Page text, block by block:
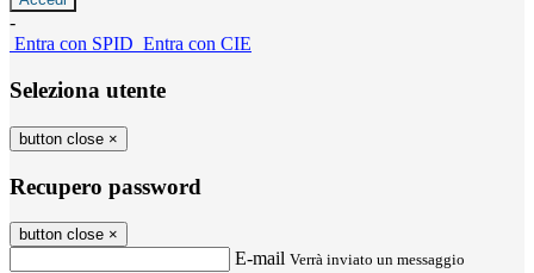
-
Entra con SPID Entra con CIE
Seleziona utente
button close ×
Recupero password
button close ×
E-mail Verrà inviato un messaggio